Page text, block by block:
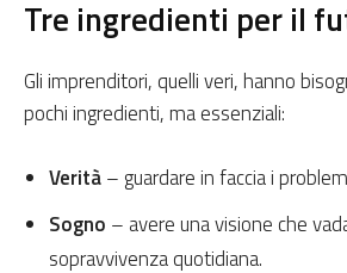
Tre ingredienti per il
Gli imprenditori, quelli veri, hanno
pochi ingredienti, ma essenziali:
Verità– guardare in faccia i
Sogno – avere una visione che
sopravvivenza quotidiana.